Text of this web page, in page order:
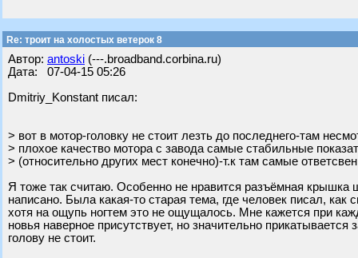
Re: троит на холостых ветерок 8
Автор: antoski (---.broadband.corbina.ru)
Дата: 07-04-15 05:26
Dmitriy_Konstant писал:
> вот в мотор-головку не стоит лезть до последнего-там
> плохое качество мотора с завода самые стабильные
> (относительно других мест конечно)-т.к там самые
Я тоже так считаю. Особенно не нравится разъёмная крышка
написано. Была какая-то старая тема, где человек писал,
хотя на ощупь ногтем это не ощущалось. Мне кажется при
новья наверное присутствует, но значительно
голову не стоит.